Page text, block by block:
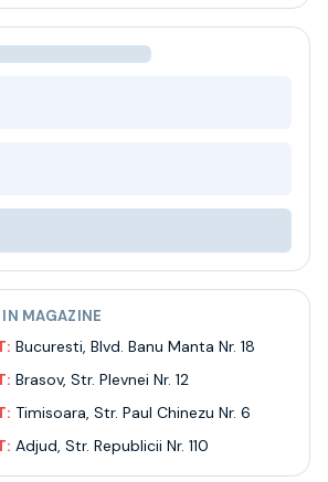
MAGAZINE
Bucuresti, Blvd. Banu Manta Nr. 18
Brasov, Str. Plevnei Nr. 12
Timisoara, Str. Paul Chinezu Nr. 6
Adjud, Str. Republicii Nr. 110